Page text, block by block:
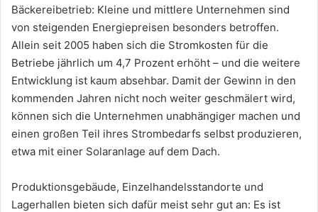
Bäckereibetrieb: Kleine und mittlere Unternehmen sind
von steigenden Energiepreisen besonders betroffen.
Allein seit 2005 haben sich die Stromkosten für die
Betriebe jährlich um 4,7 Prozent erhöht – und die weitere
Entwicklung ist kaum absehbar. Damit der Gewinn in den
kommenden Jahren nicht noch weiter geschmälert wird,
können sich die Unternehmen unabhängiger machen und
einen großen Teil ihres Strombedarfs selbst produzieren,
etwa mit einer Solaranlage auf dem Dach.
Produktionsgebäude, Einzelhandelsstandorte und
Lagerhallen bieten sich dafür meist sehr gut an: Es ist